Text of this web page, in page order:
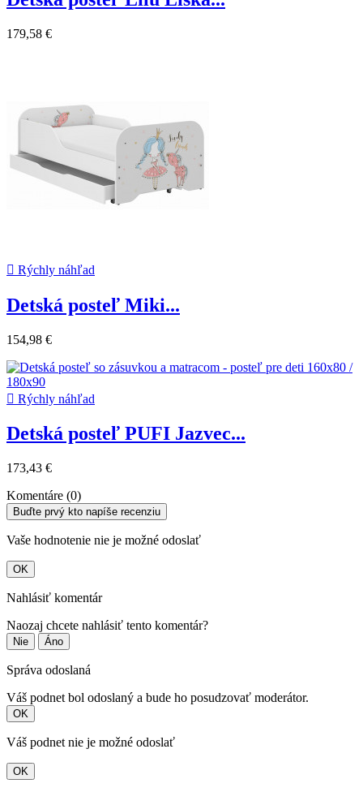
179,58 €
 Rýchly náhľad
Detská posteľ Miki...
154,98 €
 Rýchly náhľad
Detská posteľ PUFI Jazvec...
173,43 €
Komentáre (0)
Buďte prvý kto napíše recenziu
Vaše hodnotenie nie je možné odoslať
OK
Nahlásiť komentár
Naozaj chcete nahlásiť tento komentár?
Nie Áno
Správa odoslaná
Váš podnet bol odoslaný a bude ho posudzovať moderátor.
OK
Váš podnet nie je možné odoslať
OK